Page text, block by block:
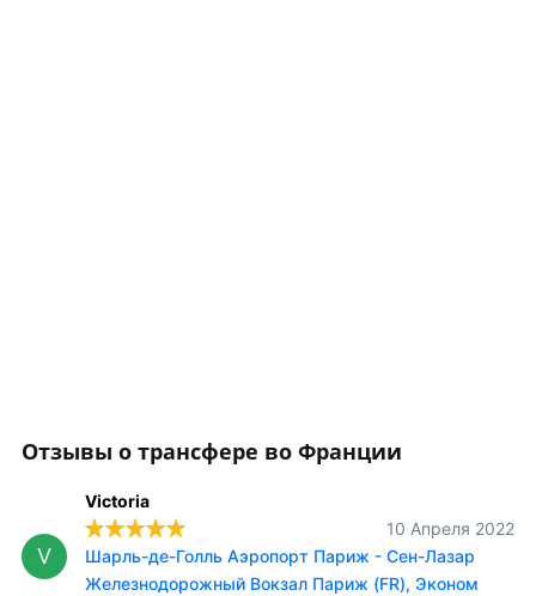
Отзывы о трансфере во Франции
V
Victoria
10 Апреля 2022
Шарль-де-Голль Аэропорт Париж - Сен-Лазар
Железнодорожный Вокзал Париж (FR), Эконом